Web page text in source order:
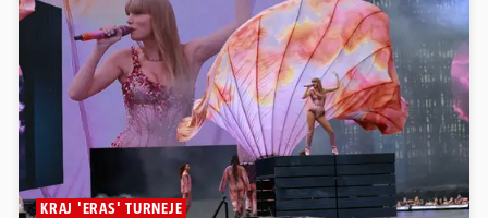
KRAJ 'ERAS' TURNEJE